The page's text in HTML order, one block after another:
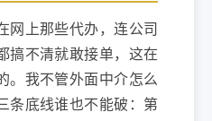
网上那些代办，连公司
搞不清就敢接单，这在
。我不管外面中介怎么
条底线谁也不能破：第